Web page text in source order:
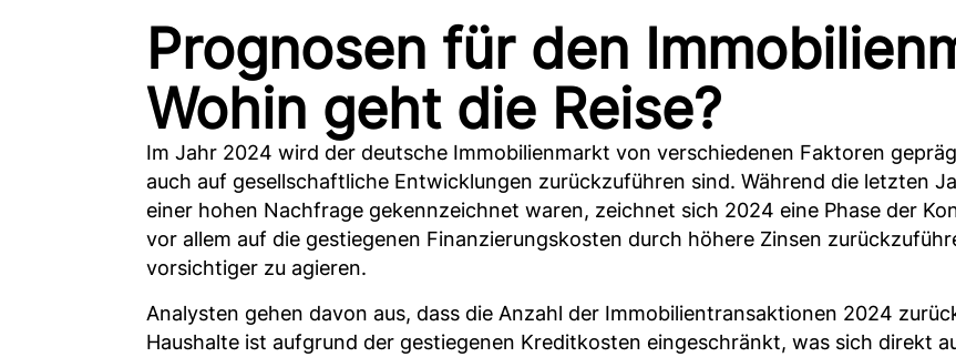
Prognosen für den
Wohin geht die Reise?
Im Jahr 2024 wird der deutsche Immobilienmarkt von verschiedenen Faktoren
auch auf gesellschaftliche Entwicklungen zurückzuführen sind. Während die letzten
einer hohen Nachfrage gekennzeichnet waren, zeichnet sich 2024 eine Phase der
vor allem auf die gestiegenen Finanzierungskosten durch höhere Zinsen
vorsichtiger zu agieren.
Analysten gehen davon aus, dass die Anzahl der Immobilientransaktionen 2024
Haushalte ist aufgrund der gestiegenen Kreditkosten eingeschränkt, was sich direkt